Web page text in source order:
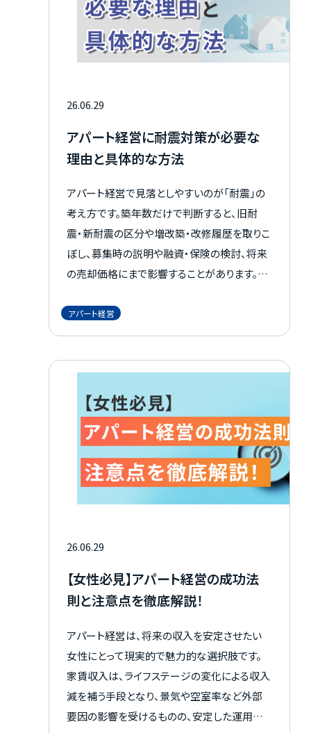
26.06.29
アパート経営に耐震対策が必要な
理由と具体的な方法
アパート経営で見落としやすいのが「耐震」の
考え方です。築年数だけで判断すると、旧耐
震・新耐震の区分や増改築・改修履歴を取りこ
ぼし、募集時の説明や融資・保険の検討、将来
の売却価格にまで影響することがあります。入
にも関わるため、まずは現状を正しく把握する
ことが重要です。 この記事では、基準の違いと
認申請日や図面によるチェック手順、耐震診断
から補強・建て替えの判断軸までを一気通貫
で整理します。
アパート経営
26.06.29
【女性必見】アパート経営の成功法
則と注意点を徹底解説！
アパート経営は、将来の収入を安定させたい
女性にとって現実的で魅力的な選択肢です。
家賃収入は、ライフステージの変化による収入
減を補う手段となり、景気や空室率など外部
要因の影響を受けるものの、安定した運用を